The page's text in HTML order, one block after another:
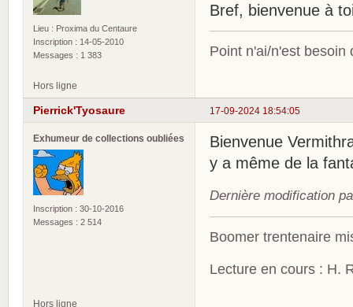
Lieu : Proxima du Centaure
Inscription : 14-05-2010
Messages : 1 383
Bref, bienvenue à
Point n'ai/n'est besoin
Hors ligne
17-09-2024 18:54:05
Pierrick'Tyosaure
Exhumeur de collections oubliées
Inscription : 30-10-2016
Messages : 2 514
Bienvenue
y a même de la
Dernière modification
Boomer trentenaire
Lecture en cours : H.
Hors ligne